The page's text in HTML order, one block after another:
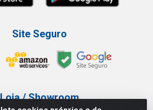
Site Seguro
Loja / Showroom